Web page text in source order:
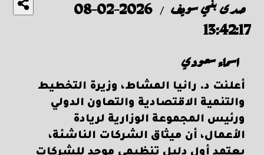
صدى بني سويف /
2026-02-08
13:42:17
اسماء سعودي
أعلنت د. رانيا المشاط، وزيرة التخطيط
والتنمية الاقتصادية والتعاون الدولي
ورئيس المجموعة الوزارية لريادة
الأعمال، أن ميثاق الشركات الناشئة،